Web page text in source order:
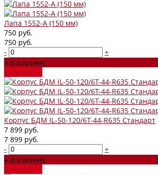
Лапа 1552-A (150 мм)
750 руб.
750 руб.
-
+
+ В корзину
Добавлено
Корпус БДМ IL-50-120/6T-44-R635 Стандарт
7 899 руб.
7 899 руб.
-
+
+ В корзину
Добавлено